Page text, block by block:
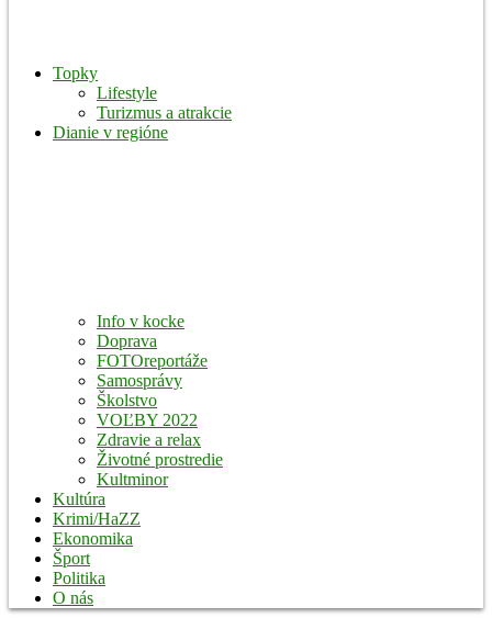
Topky
Lifestyle
Turizmus a atrakcie
Dianie v regióne
Info v kocke
Doprava
FOTOreportáže
Samosprávy
Školstvo
VOĽBY 2022
Zdravie a relax
Životné prostredie
Kultminor
Kultúra
Krimi/HaZZ
Ekonomika
Šport
Politika
O nás